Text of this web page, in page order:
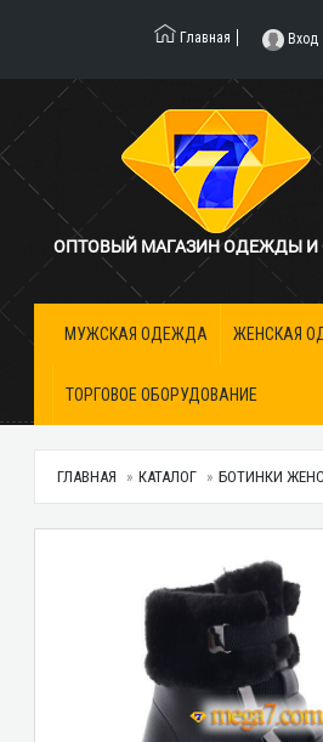
Главная Вход
ОПТОВЫЙ МАГАЗИН ОДЕЖДЫ И
МУЖСКАЯ ОДЕЖДА ЖЕНСКАЯ
ТОРГОВОЕ ОБОРУДОВАНИЕ
ГЛАВНАЯ КАТАЛОГ БОТИНКИ